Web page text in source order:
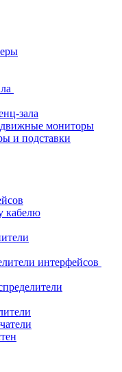
зала
мониторы
и подставки
кабелю
интерфейсов